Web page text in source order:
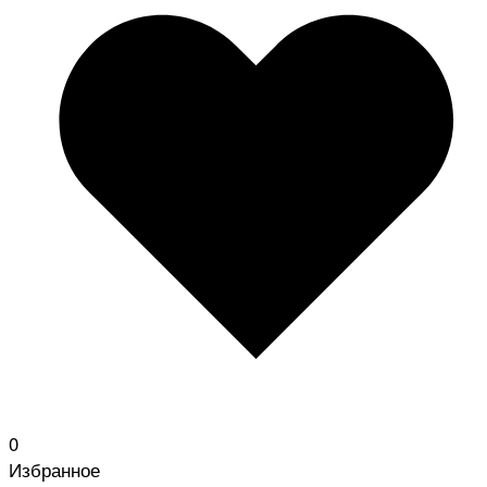
0
Избранное